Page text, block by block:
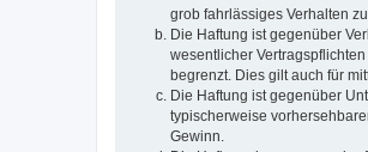
grob fahrlässiges Verhalten
Die Haftung ist gegenüber
wesentlicher
begrenzt. Dies gilt auch für
Die Haftung ist gegenüber
typischerweise
Gewinn.